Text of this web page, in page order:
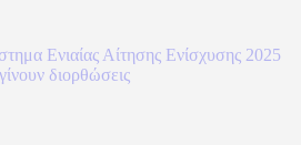
Ενιαίας Αίτησης Ενίσχυσης 2025
διορθώσεις